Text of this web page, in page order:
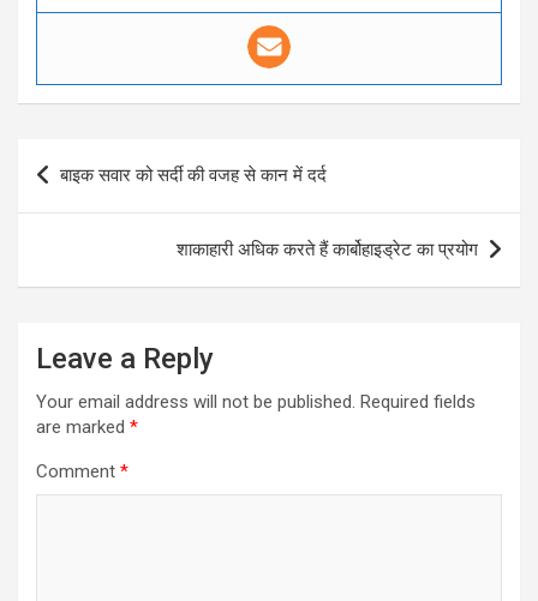
Post
navigation
बाइक सवार को सर्दी की वजह से कान में दर्द
शाकाहारी अधिक करते हैं कार्बोहाइड्रेट का प्रयोग
Leave a Reply
Your email address will not be published. Required fields
are marked *
Comment *